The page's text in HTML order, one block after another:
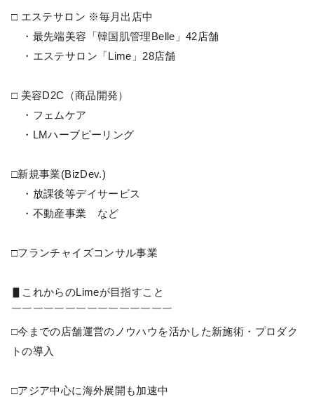
□ エステサロン ※毎月出店中
・最先端美容「韓国肌管理Belle」42店舗
・エステサロン「Lime」28店舗
□ 美容D2C（商品開発）
・フェムケア
・LMハーブピーリング
□新規事業(BizDev.)
・放課後等デイサービス
・不動産事業 など
□フランチャイズコンサル事業
▋これからのLimeが目指すこと
￣￣￣￣￣￣￣￣￣￣￣￣￣￣￣
□今までの店舗運営のノウハウを活かした新施術・プロダク
トの導入
□アジア中心に海外展開も加速中